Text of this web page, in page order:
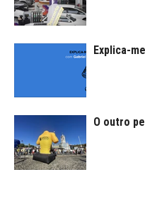
Explica-
O outro